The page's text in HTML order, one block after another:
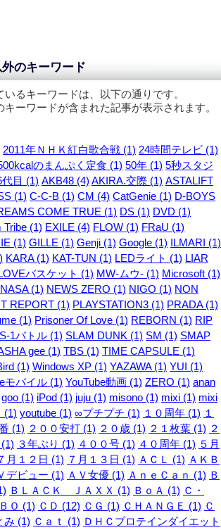
のキーワード
るキーワードは、以下の通りです。
ーワードが含まれた記事が表示されます。
2011年ＮＨＫ紅白歌合戦 (1) 24時間テレビ (1)
のまんぷく定食 (1) 50年 (1) 5秒スタジ
代目 (1) AKB48 (4) AKIRA.交際 (1) ASTALIFT
(1) C-C-B (1) CM (4) CatGenie (1) D-BOYS
COME TRUE (1) DS (1) DVD (1)
Tribe (1) EXILE (4) FLOW (1) FRaU (1)
(1) GILLE (1) Genji (1) Google (1) ILMARI (1)
KARA (1) KAT-TUN (1) LEDライト (1) LIAR
バスケット (1) MW-ムウ- (1) Microsoft (1)
NASA (1) NEWS ZERO (1) NIGO (1) NON
REPORT (1) PLAYSTATION3 (1) PRADA (1)
(1) Prisoner Of Love (1) REBORN (1) RIP
S-1バトル (1) SLAM DUNK (1) SM (1) SMAP
gee (1) TBS (1) TIME CAPSULE (1)
(1) Windows XP (1) YAZAWA (1) YUI (1)
モバイル (1) YouTube動画 (1) ZERO (1) anan
goo (1) iPod (1) juju (1) misono (1) mixi (1) mixi
(1) youtube (1) ∞プチプチ (1) １０周年 (1) １
(1) ２００安打 (1) ２０歳 (1) ２１枚葉 (1) ２
３年ぶり (1) ４００号 (1) ４０周年 (1) ５月
月１２日 (1) ７月１３日 (1) ＡＣＬ (1) ＡＫＢ
デビュー (1) ＡＶ女優 (1) ＡｎｅＣａｎ (1) Ｂ
ＢＬＡＣＫ ＪＡＸＸ (1) ＢｏＡ (1) Ｃ・
Ｏ (1) ＣＤ (12) ＣＧ (1) ＣＨＡＮＧＥ (1) Ｃ
み (1) Ｃａｔ (1) ＤＨＣプロテインダイエット